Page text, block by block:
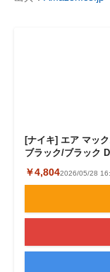
[ナイキ] エア マッ
ブラック/ブラック
￥4,8042026/05/28